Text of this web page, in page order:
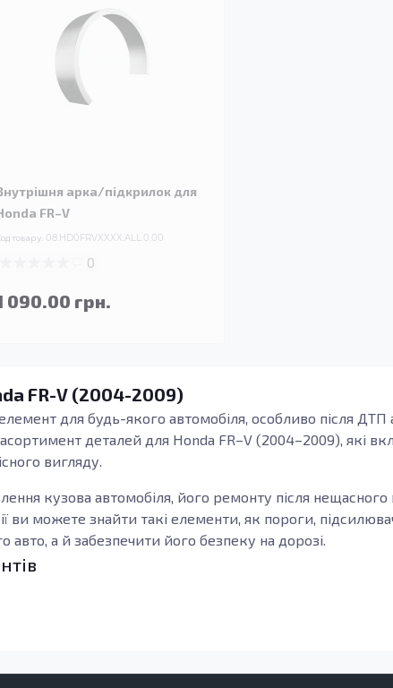
арка/підкрилок для
FR–V
товару: 08.HD0FRVXXXX.ALL.0.00
0
090.00 грн.
FR-V (2004-2009)
для будь-якого автомобіля, особливо після
деталей для Honda FR–V (2004–2009), які
вигляду.
кузова автомобіля, його ремонту після
ви можете знайти такі елементи, як пороги,
авто, а й забезпечити його безпеку на дорозі.
навантаженню під час руху, тому їх якість є